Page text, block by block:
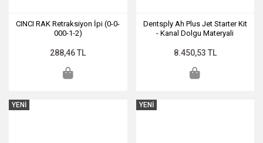
CINCI RAK Retraksiyon İpi (0-0-
000-1-2)
288,46 TL
Dentsply Ah Plus Jet Starter Kit
- Kanal Dolgu Materyali
8.450,53 TL
YENİ YENİ